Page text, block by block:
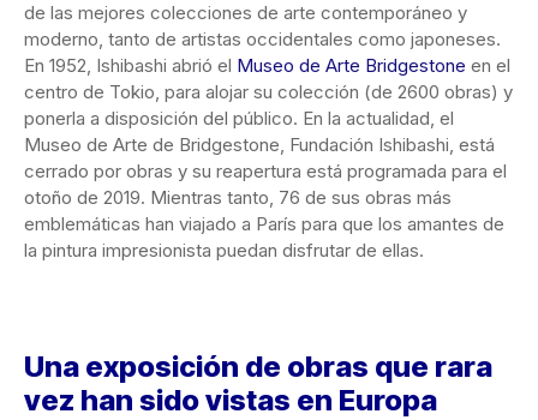
de las mejores colecciones de arte contemporáneo y
moderno, tanto de artistas occidentales como japoneses.
En 1952, Ishibashi abrió el Museo de Arte Bridgestone en el
centro de Tokio, para alojar su colección (de 2600 obras) y
ponerla a disposición del público. En la actualidad, el
Museo de Arte de Bridgestone, Fundación Ishibashi, está
cerrado por obras y su reapertura está programada para el
otoño de 2019. Mientras tanto, 76 de sus obras más
emblemáticas han viajado a París para que los amantes de
la pintura impresionista puedan disfrutar de ellas.
Una exposición de obras que rara
vez han sido vistas en Europa